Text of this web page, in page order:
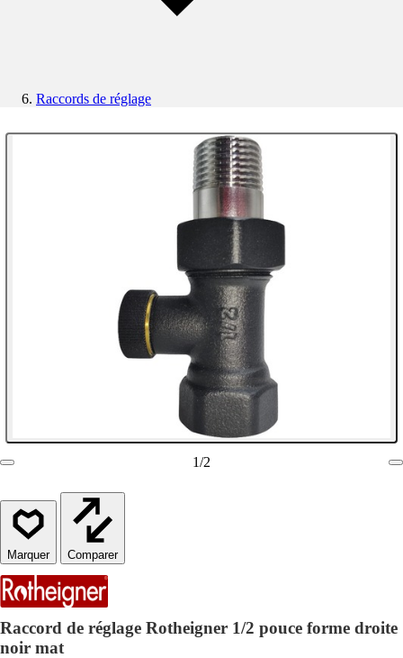
Raccords de réglage
1/2
Comparer
Raccord de réglage Rotheigner 1/2 pouce forme droite
noir mat